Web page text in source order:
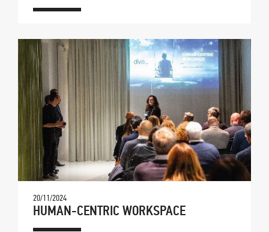
20/11/2024
HUMAN-CENTRIC WORKSPACE